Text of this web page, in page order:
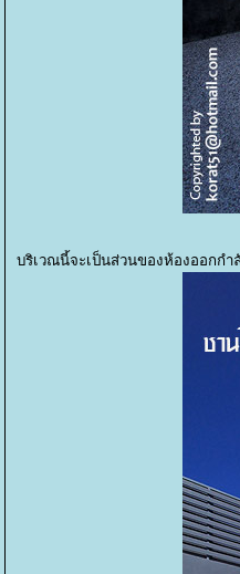
บริเวณนี้จะเป็นส่วนของห้องออกกำ